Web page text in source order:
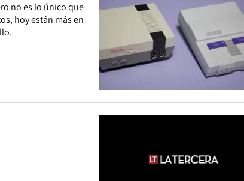
no es lo único que
hoy están más en